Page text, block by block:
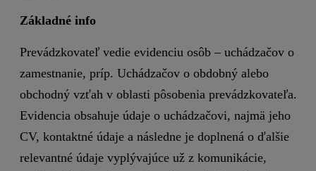
Základné info
Prevádzkovateľ vedie evidenciu osôb – uchádzačov o
zamestnanie, príp. Uchádzačov o obdobný alebo
obchodný vzťah v oblasti pôsobenia prevádzkovateľa.
Evidencia obsahuje údaje o uchádzačovi, najmä jeho
CV, kontaktné údaje a následne je doplnená o ďalšie
relevantné údaje vyplývajúce už z komunikácie,